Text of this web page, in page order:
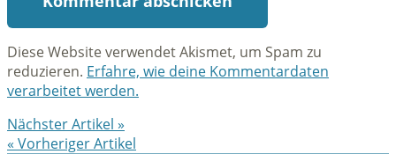
Diese Website verwendet Akismet, um Spam zu
reduzieren. Erfahre, wie deine Kommentardaten
verarbeitet werden.
Nächster Artikel »
« Vorheriger Artikel